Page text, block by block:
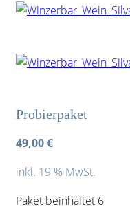
Probierpaket
49,00€
inkl. 19 % MwSt.
Paket beinhaltet 6